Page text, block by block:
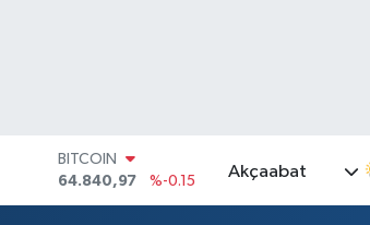
BITCOIN
64.840,97
%-0.15
DOLAR
Akçaabat